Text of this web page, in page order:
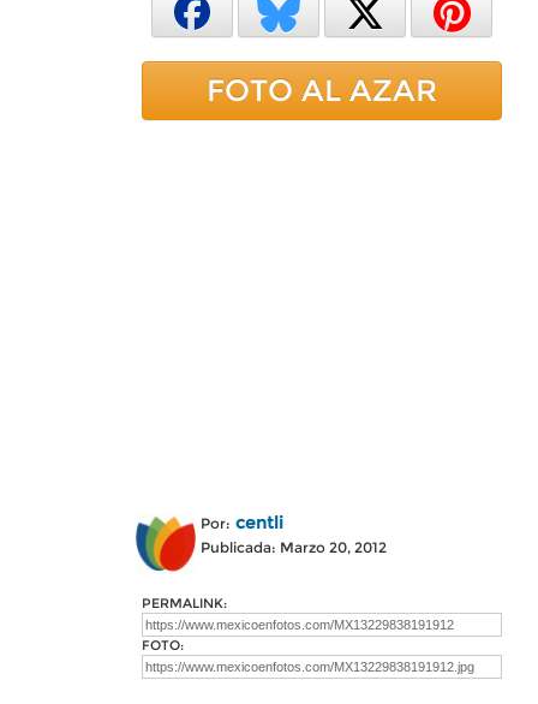
FOTO AL AZAR
Por: centli
Publicada: Marzo 20, 2012
PERMALINK:
FOTO: